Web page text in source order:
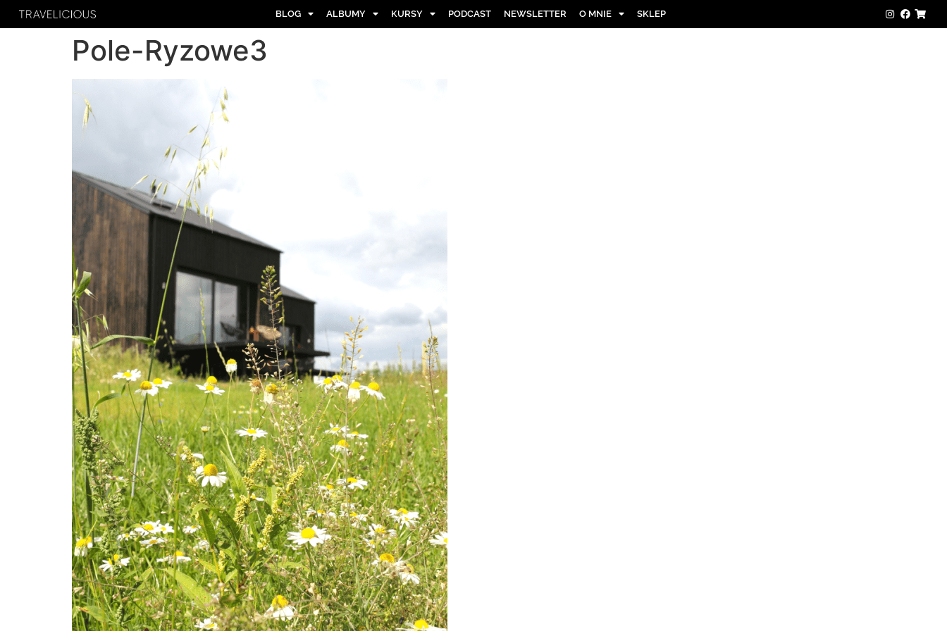
BLOG ALBUMY KURSY PODCAST NEWSLETTER O MNIE SKLEP
Pole-Ryzowe3